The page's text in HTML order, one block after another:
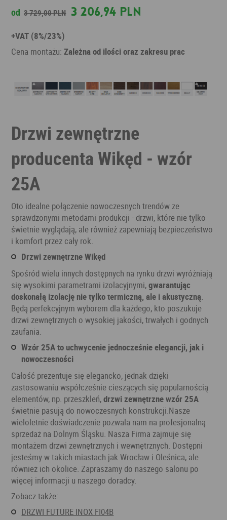
od 3 729,00 PLN 3 206,94 PLN
+VAT (8%/23%)
Cena montażu:Zależna od ilości oraz zakresu prac
Drzwi zewnętrzne
producenta Wikęd - wzór
25A
Oto idealne połączenie nowoczesnych trendów ze
sprawdzonymi metodami produkcji - drzwi, które nie tylko
świetnie wyglądają, ale również zapewniają bezpieczeństwo
i komfort przez cały rok.
Drzwi zewnętrzne Wikęd
Spośród wielu innych dostępnych na rynku drzwi wyróżniają
się wysokimi parametrami izolacyjnymi,gwarantując
doskonałą izolację nie tylko termiczną, ale i akustyczną.
Będą perfekcyjnym wyborem dla każdego, kto poszukuje
drzwi zewnętrznych o wysokiej jakości, trwałych i godnych
zaufania.
Wzór 25A to uchwycenie jednocześnie elegancji, jak i
nowoczesności
Całość prezentuje się elegancko, jednak dzięki
zastosowaniu współcześnie cieszących się popularnością
elementów, np. przeszkleń,drzwi zewnętrzne wzór 25A
świetnie pasują do nowoczesnych konstrukcji.Nasze
wieloletnie doświadczenie pozwala nam na profesjonalną
sprzedaż na Dolnym Śląsku. Nasza Firma zajmuje się
montażem drzwi zewnętrznych i wewnętrznych. Dostępni
jesteśmy w takich miastach jak Wrocław i Oleśnica, ale
również ich okolice. Zapraszamy do naszego salonu po
więcej informacji u naszego doradcy.
Zobacz także:
DRZWI FUTURE INOX FI04B